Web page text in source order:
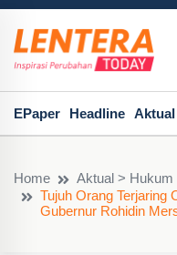
EPaper Headline Aktual
Home
Aktual > Hukum
Tujuh Orang Terjaring
Gubernur Rohidin